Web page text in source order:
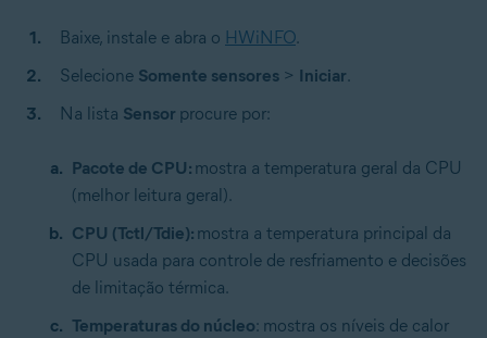
Baixe, instale e abra o HWiNFO.
Selecione Somente sensores > Iniciar.
Na lista Sensor procure por:
Pacote de CPU: mostra a temperatura geral da CPU
(melhor leitura geral).
CPU (Tctl/Tdie): mostra a temperatura principal da
CPU usada para controle de resfriamento e decisões
de limitação térmica.
Temperaturas do núcleo: mostra os níveis de calor